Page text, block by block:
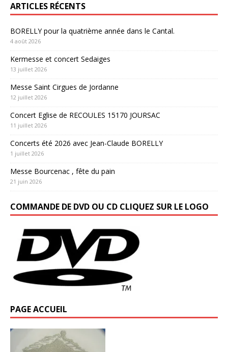
ARTICLES RÉCENTS
BORELLY pour la quatrième année dans le Cantal.
4 août 2026
Kermesse et concert Sedaiges
13 juillet 2026
Messe Saint Cirgues de Jordanne
12 juillet 2026
Concert Eglise de RECOULES 15170 JOURSAC
11 juillet 2026
Concerts été 2026 avec Jean-Claude BORELLY
1 juillet 2026
Messe Bourcenac , fête du pain
21 juin 2026
COMMANDE DE DVD OU CD CLIQUEZ SUR LE LOGO
PAGE ACCUEIL